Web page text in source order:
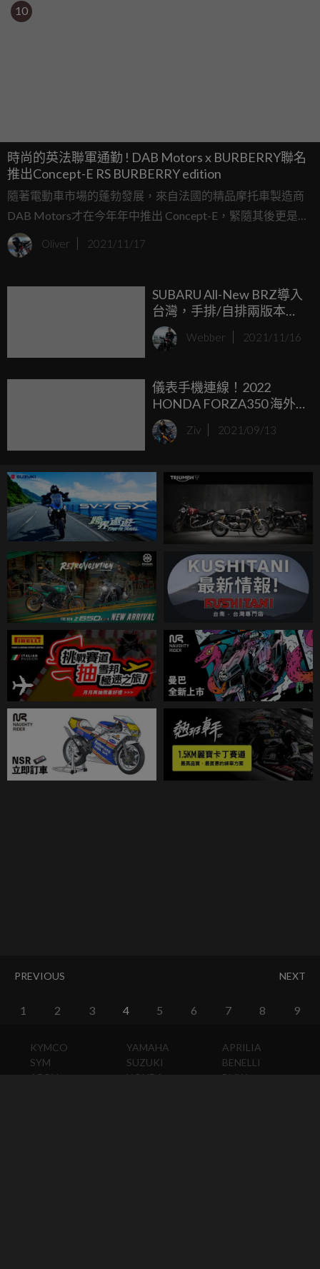
10
時尚的英法聯軍通勤 ! DAB Motors x BURBERRY聯名
推出Concept-E RS BURBERRY edition
隨著電動車市場的蓬勃發展，來自法國的精品摩托車製造商
DAB Motors才在今年年中推出 Concept-E，緊隨其後更是接
著開發符合道路規範的Concept-E RS，除了性能和科技兼
具，加上當地售價折合台幣將近90萬的接單手工訂做，讓
Oliver 2021/11/17
SUBARU All-New BRZ導入
台灣，手排/自排兩版本
149.8萬元起預售
Webber 2021/11/16
儀表手機連線！2022
HONDA FORZA350 海外
發表
Ziv 2021/09/13
PREVIOUS NEXT
1 2 3 4 5 6 7 8 9
KYMCO
SYM
AEON
YAMAHA
SUZUKI
HONDA
APRILIA
BENELLI
BMW